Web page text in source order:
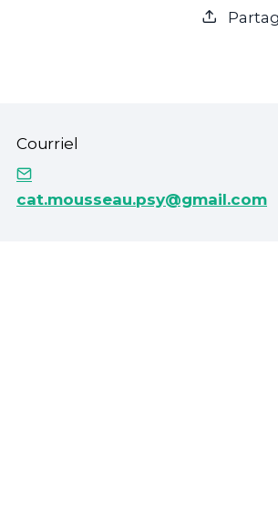
Courriel
cat.mousseau.psy@gmail.com